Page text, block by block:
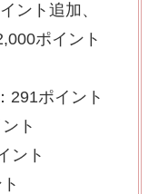
ント追加、
ポイント
291ポイント
ト
ント